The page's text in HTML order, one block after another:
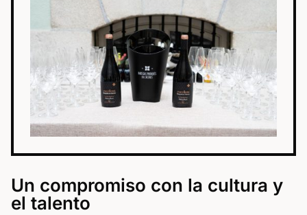
Un compromiso con la cultura y
el talento